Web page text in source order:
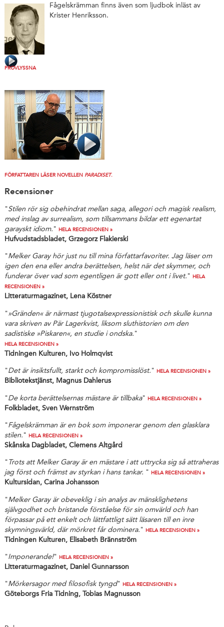
Fågelskrämman finns även som ljudbok inläst av
Krister Henriksson.
PROVLYSSNA
FÖRFATTAREN LÄSER NOVELLEN PARADISET.
Recensioner
"Stilen rör sig obehindrat mellan saga, allegori och magisk realism,
med inslag av surrealism, som tillsammans bildar ett egenartat
garayskt idiom." HELA RECENSIONEN »
Hufvudstadsbladet, Grzegorz Flakierski
"Melker Garay hör just nu till mina författarfavoriter. Jag läser om
igen den ena eller andra berättelsen, helst när det skymmer, och
funderar över vad som egentligen är gott eller ont i livet." HELA
RECENSIONEN »
Litteraturmagazinet, Lena Köstner
"»Gränden« är närmast tjugotalsexpressionistisk och skulle kunna
vara skriven av Pär Lagerkvist, liksom sluthistorien om den
sadistiske »Piskaren«, en studie i ondska."
HELA RECENSIONEN »
Tidningen Kulturen, Ivo Holmqvist
"Det är insiktsfullt, starkt och kompromisslöst." HELA RECENSIONEN »
Bibliotekstjänst, Magnus Dahlerus
"De korta berättelsernas mästare är tillbaka" HELA RECENSIONEN »
Folkbladet, Sven Wernström
"Fågelskrämman är en bok som imponerar genom den glasklara
stilen." HELA RECENSIONEN »
Skånska Dagbladet, Clemens Altgård
"Trots att Melker Garay är en mästare i att uttrycka sig så attraheras
jag först och främst av styrkan i hans tankar. " HELA RECENSIONEN »
Kultursidan, Carina Johansson
"Melker Garay är obeveklig i sin analys av mänsklighetens
självgodhet och bristande förståelse för sin omvärld och han
förpassar på ett enkelt och lättfattligt sätt läsaren till en inre
skymningsvärld, där mörkret får dominera." HELA RECENSIONEN »
Tidningen Kulturen, Elisabeth Brännström
"Imponerande!" HELA RECENSIONEN »
Litteraturmagazinet, Daniel Gunnarsson
"Mörkersagor med filosofisk tyngd" HELA RECENSIONEN »
Göteborgs Fria Tidning, Tobias Magnusson